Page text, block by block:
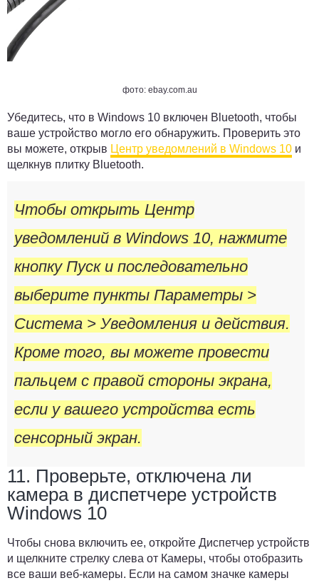
фото: ebay.com.au
Убедитесь, что в Windows 10 включен Bluetooth, чтобы
ваше устройство могло его обнаружить. Проверить это
вы можете, открыв Центр уведомлений в Windows 10 и
щелкнув плитку Bluetooth.
Чтобы открыть Центр
уведомлений в Windows 10, нажмите
кнопку Пуск и последовательно
выберите пункты Параметры >
Система > Уведомления и действия.
Кроме того, вы можете провести
пальцем с правой стороны экрана,
если у вашего устройства есть
сенсорный экран.
11. Проверьте, отключена ли
камера в диспетчере устройств
Windows 10
Чтобы снова включить ее, откройте Диспетчер устройств
и щелкните стрелку слева от Камеры, чтобы отобразить
все ваши веб-камеры. Если на самом значке камеры